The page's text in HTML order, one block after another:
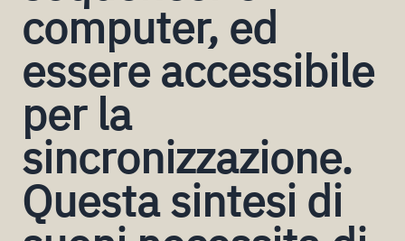
computer, ed
essere accessibile
per la
sincronizzazione.
Questa sintesi di